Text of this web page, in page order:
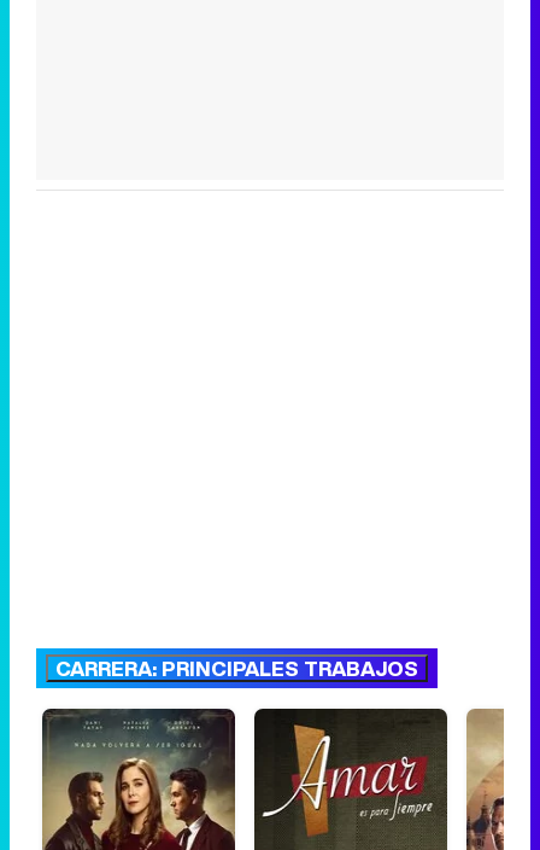
CARRERA: PRINCIPALES TRABAJOS